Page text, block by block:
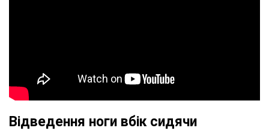
Відведення ноги вбік сидячи